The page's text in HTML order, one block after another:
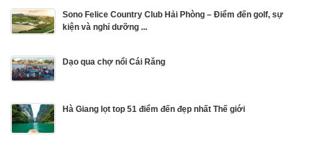
Sono Felice Country Club Hải Phòng – Điểm đến golf, sự
kiện và nghỉ dưỡng ...
Dạo qua chợ nổi Cái Răng
Hà Giang lọt top 51 điểm đến đẹp nhất Thế giới